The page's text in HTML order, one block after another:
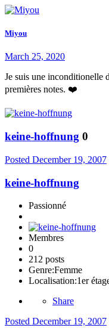
Miyou
March 25, 2020
Je suis une inconditionelle
premières notes. ❤️
keine-hoffnung 0
Posted December 19, 2007
keine-hoffnung
Passionné
Membres
0
212 posts
Genre:Femme
Localisation:1er
Share
Posted December 19, 2007